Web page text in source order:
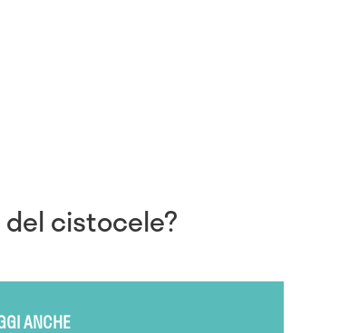
del cistocele?
ANCHE